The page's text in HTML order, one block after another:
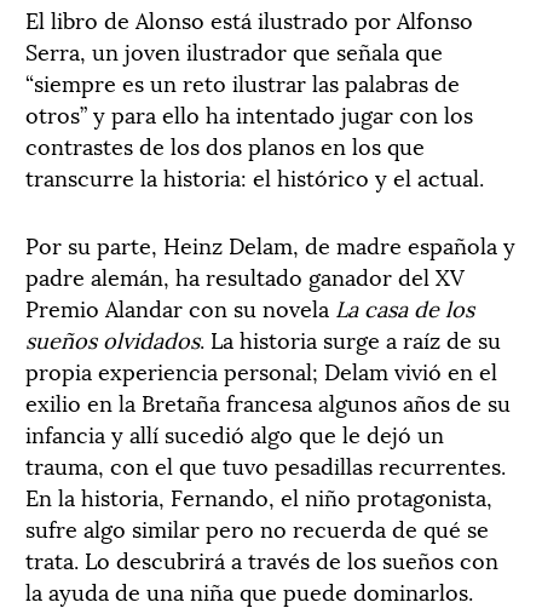
El libro de Alonso está ilustrado por Alfonso
Serra, un joven ilustrador que señala que
“siempre es un reto ilustrar las palabras de
otros” y para ello ha intentado jugar con los
contrastes de los dos planos en los que
transcurre la historia: el histórico y el actual.
Por su parte, Heinz Delam, de madre española y
padre alemán, ha resultado ganador del XV
Premio Alandar con su novela La casa de los
sueños olvidados. La historia surge a raíz de su
propia experiencia personal; Delam vivió en el
exilio en la Bretaña francesa algunos años de su
infancia y allí sucedió algo que le dejó un
trauma, con el que tuvo pesadillas recurrentes.
En la historia, Fernando, el niño protagonista,
sufre algo similar pero no recuerda de qué se
trata. Lo descubrirá a través de los sueños con
la ayuda de una niña que puede dominarlos.